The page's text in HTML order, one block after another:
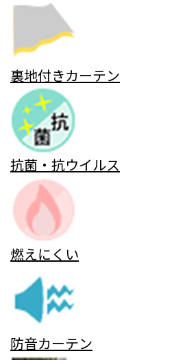
裏地付きカーテン
抗菌・抗ウイルス
燃えにくい
防音カーテン